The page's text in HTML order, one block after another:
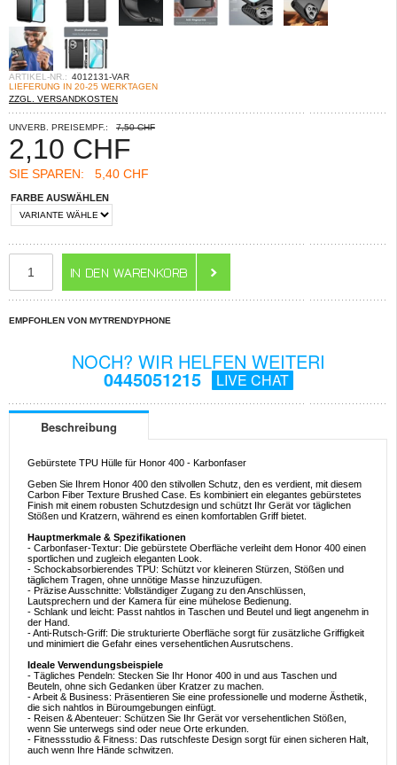
ARTIKEL-NR.: 4012131-VAR
LIEFERUNG IN 20-25 WERKTAGEN
ZZGL. VERSANDKOSTEN
UNVERB. PREISEMPF.: 7,50 CHF
2,10 CHF
SIE SPAREN: 5,40 CHF
FARBE AUSWÄHLEN
EMPFOHLEN VON MYTRENDYPHONE
NOCH? WIR HELFEN WEITERI
0445051215 LIVE CHAT
Beschreibung
Gebürstete TPU Hülle für Honor 400 - Karbonfaser
Geben Sie Ihrem Honor 400 den stilvollen Schutz, den es verdient, mit diesem
Carbon Fiber Texture Brushed Case. Es kombiniert ein elegantes gebürstetes
Finish mit einem robusten Schutzdesign und schützt Ihr Gerät vor täglichen
Stößen und Kratzern, während es einen komfortablen Griff bietet.
Hauptmerkmale & Spezifikationen
- Carbonfaser-Textur: Die gebürstete Oberfläche verleiht dem Honor 400 einen
sportlichen und zugleich eleganten Look.
- Schockabsorbierendes TPU: Schützt vor kleineren Stürzen, Stößen und
täglichem Tragen, ohne unnötige Masse hinzuzufügen.
- Präzise Ausschnitte: Vollständiger Zugang zu den Anschlüssen,
Lautsprechern und der Kamera für eine mühelose Bedienung.
- Schlank und leicht: Passt nahtlos in Taschen und Beutel und liegt angenehm in
der Hand.
- Anti-Rutsch-Griff: Die strukturierte Oberfläche sorgt für zusätzliche Griffigkeit
und minimiert die Gefahr eines versehentlichen Ausrutschens.
Ideale Verwendungsbeispiele
- Tägliches Pendeln: Stecken Sie Ihr Honor 400 in und aus Taschen und
Beuteln, ohne sich Gedanken über Kratzer zu machen.
- Arbeit & Business: Präsentieren Sie eine professionelle und moderne Ästhetik,
die sich nahtlos in Büroumgebungen einfügt.
- Reisen & Abenteuer: Schützen Sie Ihr Gerät vor versehentlichen Stößen,
wenn Sie unterwegs sind oder neue Orte erkunden.
- Fitnessstudio & Fitness: Das rutschfeste Design sorgt für einen sicheren Halt,
auch wenn Ihre Hände schwitzen.